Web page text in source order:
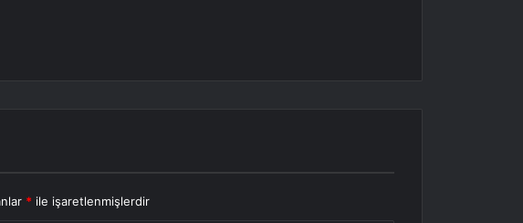
* ile işaretlenmişlerdir